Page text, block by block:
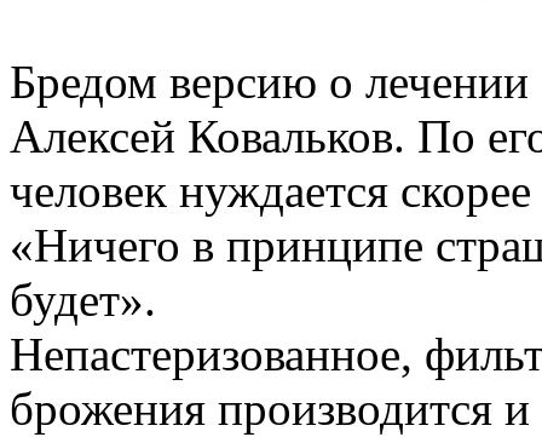
Бредом версию о лечении
Алексей Ковальков. По
человек нуждается
«Ничего в принципе
будет».
Непастеризованное,
брожения производится